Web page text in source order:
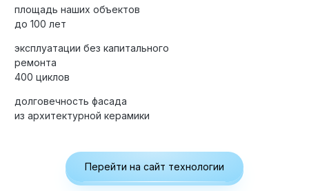
Вакансии
Элитные «Здоровые дома»
площадь наших объектов
до 100 лет
эксплуатации без капитального
ремонта
400 циклов
долговечность фасада
из архитектурной керамики
Перейти на сайт технологии